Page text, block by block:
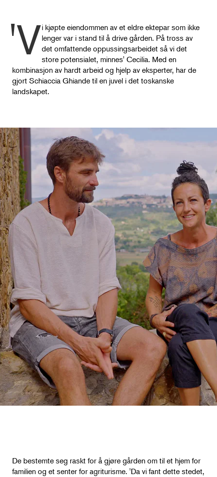
'Vi kjøpte eiendommen av et eldre ektepar som ikke
lenger var i stand til å drive gården. På tross av
det omfattende oppussingsarbeidet så vi det
store potensialet, minnes' Cecilia. Med en
kombinasjon av hardt arbeid og hjelp av eksperter, har de
gjort Schiaccia Ghiande til en juvel i det toskanske
landskapet.
De bestemte seg raskt for å gjøre gården om til et hjem for
familien og et senter for agriturisme. 'Da vi fant dette stedet,